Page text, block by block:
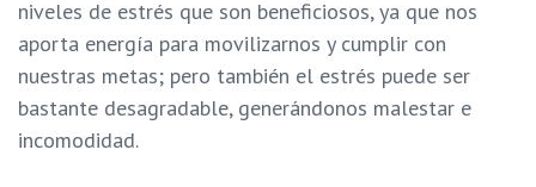
niveles de estrés que son beneficiosos, ya que nos
aporta energía para movilizarnos y cumplir con
nuestras metas; pero también el estrés puede ser
bastante desagradable, generándonos malestar e
incomodidad.